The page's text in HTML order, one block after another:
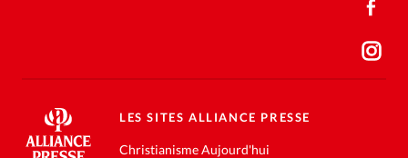
LES SITES ALLIANCE PRESSE
Christianisme Aujourd'hui